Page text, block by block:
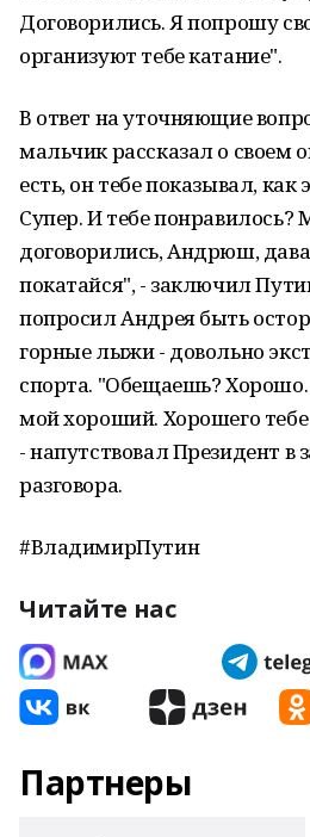
Договорились. Я попрошу
организуют тебе катание".
В ответ на уточняющие
мальчик рассказал о своем
есть, он тебе показывал, как
Супер. И тебе понравилось?
договорились, Андрюш,
покатайся", - заключил
попросил Андрея быть
горные лыжи - довольно
спорта. "Обещаешь?
мой хороший. Хорошего тебе
- напутствовал Президент в
разговора.
#ВладимирПутин
Читайте нас
Партнеры